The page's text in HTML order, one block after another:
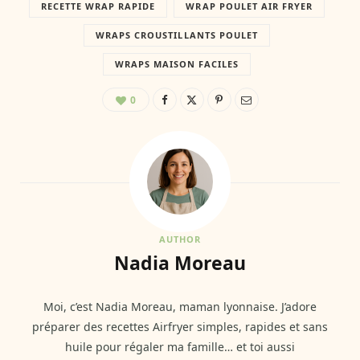
RECETTE WRAP RAPIDE WRAP POULET AIR FRYER
WRAPS CROUSTILLANTS POULET
WRAPS MAISON FACILES
0
AUTHOR
Nadia Moreau
Moi, c’est Nadia Moreau, maman lyonnaise. J’adore
préparer des recettes Airfryer simples, rapides et sans
huile pour régaler ma famille… et toi aussi